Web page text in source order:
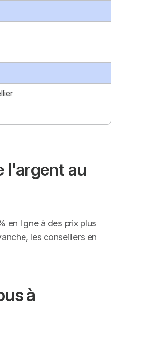
l'argent au
en ligne à des prix plus
les conseillers en
à